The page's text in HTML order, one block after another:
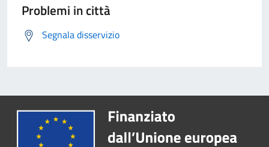
Problemi in città
Segnala disservizio